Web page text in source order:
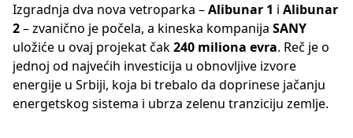
Izgradnja dva nova vetroparka –Alibunar 1 i Alibunar
2– zvanično je počela, a kineska kompanija SANY
uložiće u ovaj projekat čak240 miliona evra. Reč je o
jednoj od najvećih investicija u obnovljive izvore
energije u Srbiji, koja bi trebalo da doprinese jačanju
energetskog sistema i ubrza zelenu tranziciju zemlje.